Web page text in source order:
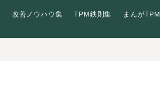
改善ノウハウ集 TPM鉄則集 まんがTPM